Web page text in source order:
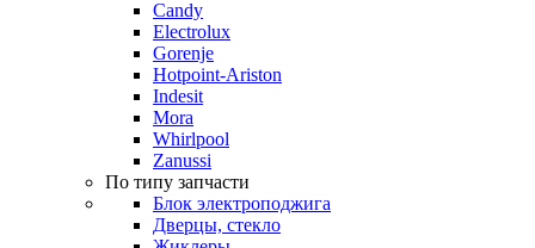
Candy
Electrolux
Gorenje
Hotpoint-Ariston
Indesit
Mora
Whirlpool
Zanussi
По типу запчасти
Блок электроподжига
Дверцы, стекло